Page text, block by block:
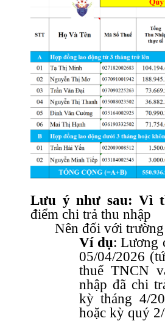
Lưu ý như sau: Vì t
điểm chi trả thu nhập
Nên đối với
Ví dụ: Lương
05/04/2026
thuế TNCN
nhập đã chi
kỳ tháng 4/
hoặc kỳ quý